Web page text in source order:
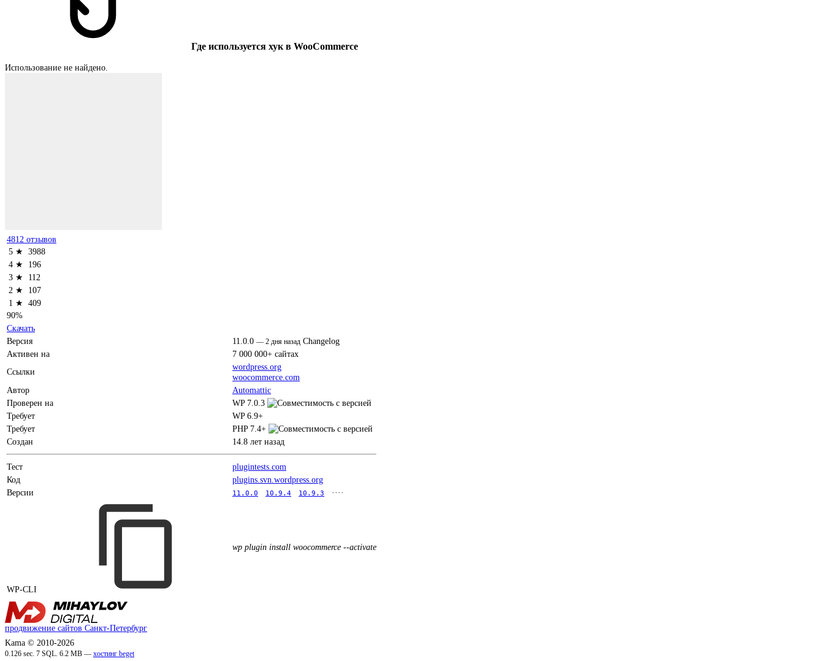
Где используется хук в WooCommerce
Использование не найдено.
4812 отзывов
5 ★ 3988
4 ★
196
3 ★
112
2 ★
107
1 ★ 409
90%
Скачать
Версия
11.0.0 — 2 дня назад Changelog
Активен на
7 000 000+ сайтах
Ссылки
wordpress.org
woocommerce.com
Автор
Automattic
Проверен на
WP 7.0.3
Требует
WP 6.9+
Требует
PHP 7.4+
Создан
14.8 лет назад
Тест
plugintests.com
Код
plugins.svn.wordpress.org
Версии
11.0.0 10.9.4 10.9.3 ····
WP-CLI
wp plugin install woocommerce --activate
продвижение сайтов Санкт-Петербург
Kama © 2010-2026
0.126 sec. 7 SQL. 6.2 MB — хостинг beget